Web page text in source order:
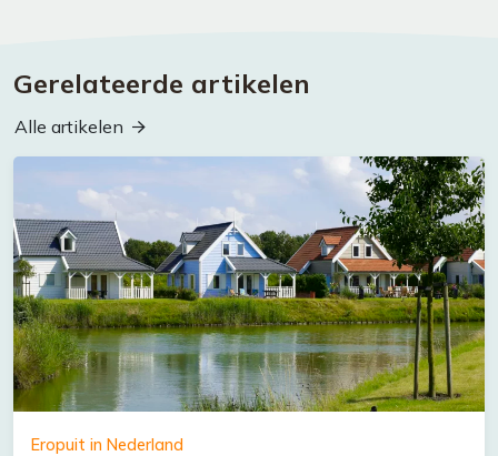
Gerelateerde artikelen
Alle artikelen
Eropuit in Nederland